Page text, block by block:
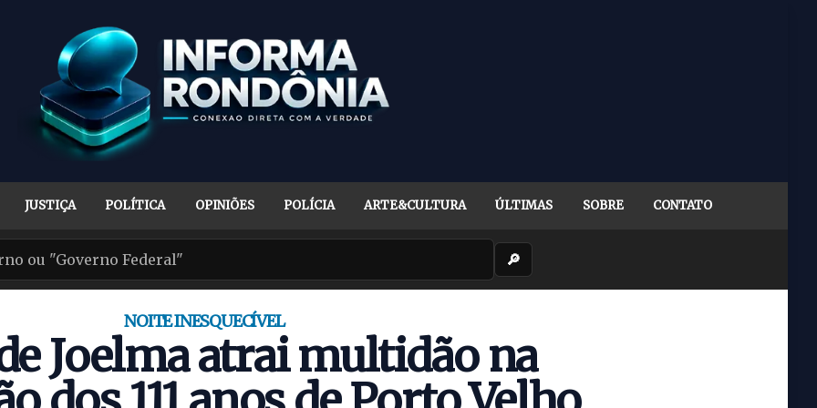
JUSTIÇA POLÍTICA OPINIÕES POLÍCIA ARTE&CULTURA ÚLTIMAS SOBRE CONTATO
🔎
NOITE INESQUECÍVEL
Joelma atrai multidão na